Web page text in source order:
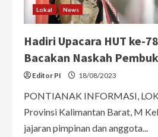
Lokal News
Hadiri Upacara HUT ke-
Bacakan Naskah
Editor PI 18/08/2023
PONTIANAK INFORMASI,
Provinsi Kalimantan Barat, M
jajaran pimpinan dan anggota...